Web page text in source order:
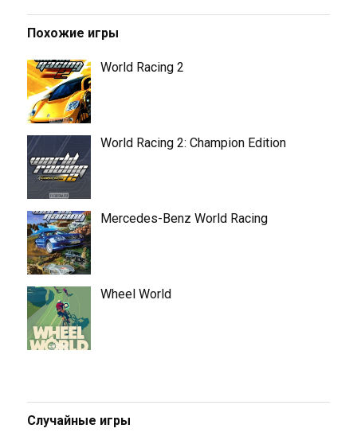
Похожие игры
World Racing 2
World Racing 2: Champion Edition
Mercedes-Benz World Racing
Wheel World
Случайные игры